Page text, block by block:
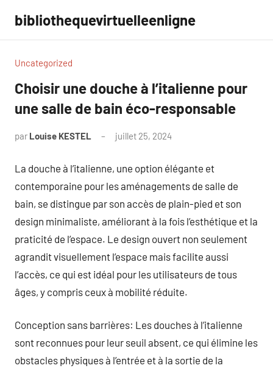
contenu
bibliothequevirtuelleenligne
Uncategorized
Choisir une douche à l’italienne pour
une salle de bain éco-responsable
par Louise KESTEL juillet 25, 2024
La douche à l’italienne, une option élégante et
contemporaine pour les aménagements de salle de
bain, se distingue par son accès de plain-pied et son
design minimaliste, améliorant à la fois l’esthétique et la
praticité de l’espace. Le design ouvert non seulement
agrandit visuellement l’espace mais facilite aussi
l’accès, ce qui est idéal pour les utilisateurs de tous
âges, y compris ceux à mobilité réduite.
Conception sans barrières: Les douches à l’italienne
sont reconnues pour leur seuil absent, ce qui élimine les
obstacles physiques à l’entrée et à la sortie de la